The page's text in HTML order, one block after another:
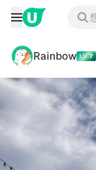
Rainbow